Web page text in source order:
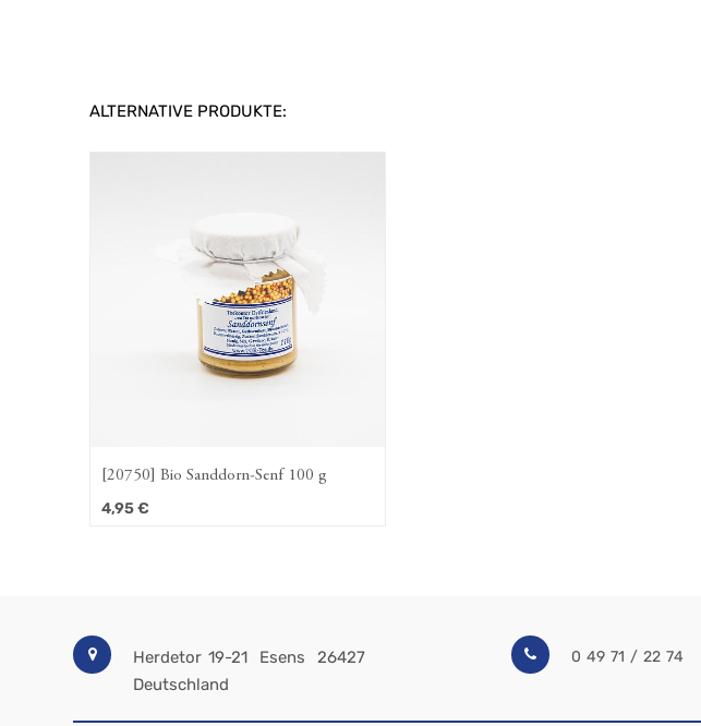
ALTERNATIVE PRODUKTE:
[20750] Bio Sanddorn-Senf 100 g
4,95€
Herdetor 19-21 Esens
26427
Deutschland
0 49 71 / 22 74